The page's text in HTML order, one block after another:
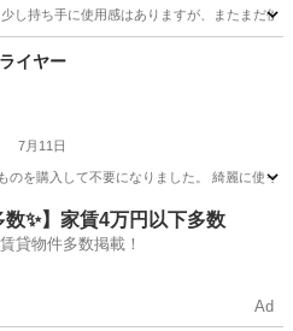
し持ち手に使用感はありますが、またまだ
バッグ
イヤー
7月11日
のを購入して不要になりました。 綺麗に使っ
生活家電 ドライヤー
数✨】家賃4万円以下多数
貸物件多数掲載！
Ad